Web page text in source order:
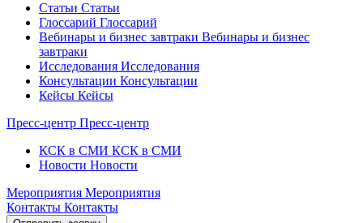
Статьи Статьи
Глоссарий Глоссарий
Вебинары и бизнес завтраки Вебинары и бизнес
завтраки
Исследования Исследования
Консультации Консультации
Кейсы Кейсы
Пресс-центр Пресс-центр
КСК в СМИ КСК в СМИ
Новости Новости
Мероприятия Мероприятия
Контакты Контакты